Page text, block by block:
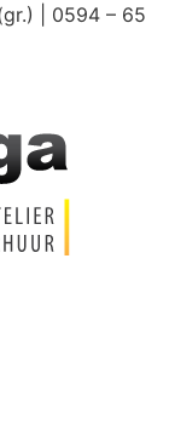
| 0594 – 65